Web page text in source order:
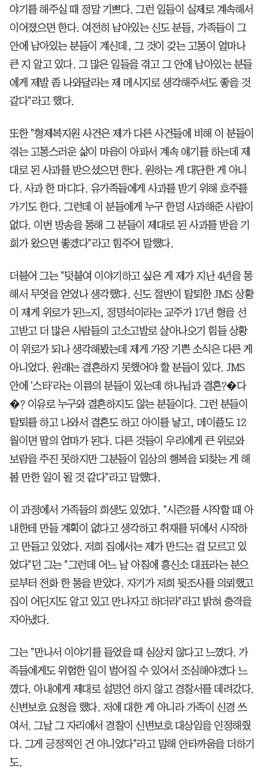
야기를 해주실 때 정말 기쁘다. 그런 일들이 실제로 계속해서
이어졌으면 한다. 여전히 남아있는 신도 분들, 가족들이 그
안에 남아있는 분들이 계신데, 그 것이 갖는 고통이 얼마나
큰 지 알고 있다. 그 많은 일들을 겪고 그 안에 남아있는 분들
에게 제발 좀 나와달라는 제 메시지로 생각해주셔도 좋을 것
같다"라고 했다.
또한 "형제복지원 사건은 제가 다른 사건들에 비해 이 분들이
겪는 고통스러운 삶이 마음이 아파서 계속 얘기를 하는데 제
대로 된 사과를 받으셨으면 한다. 원하는 게 대단한 게 아니
다. 사과 한 마디다. 유가족들에게 사과를 받기 위해 호주를
가기도 한다. 그런데 이 분들에게 누구 한명 사과해준 사람이
없다. 이번 방송을 통해 그 분들이 제대로 된 사과를 받을 기
회가 왔으면 좋겠다"라고 힘주어 말했다.
더불어 그는 "덧붙여 이야기하고 싶은 게 제가 지난 4년을 통
해서 무엇을 얻었나 생각했다. 신도 절반이 탈퇴한 JMS 상황
이 제게 위로가 된느지, 정명석이라는 교주가 17년 형을 선
고받고 더 많은 사람들의 고소고발로 살아나오기 힘들 상황
이 위로가 되나 생각해봤는데 제게 가장 기쁜 소식은 다른 게
아니었다. 원래는 결혼하지 못했어야 할 분들이 있다. JMS
안에 '스타'라는 이름의 분들이 있는데 하나님과 결혼?�다
�? 이유로 누구와 결혼하지도 않는 분들이다. 그런 분들이
탈퇴를 하고 나와서 결혼도 하고 아이를 낳고, 메이플도 12
월이면 딸의 엄마가 된다. 다른 것들이 우리에게 큰 위로와
보람을 주진 못하지만 그분들이 일상의 행복을 되찾는 게 해
볼 만한 일이 될 것 같다"라고 말했다.
이 과정에서 가족들의 희생도 있었다. "시즌2를 시작할 때 아
내한테 만들 계획이 없다고 생각하고 취재를 뒤에서 시작하
고 만들고 있었다. 저희 집에서는 제가 만드는 걸 모르고 있
었다"던 그는 "그런데 어느 날 아침에 흥신소 대표라는 분으
로부터 전화 한 통을 받았다. 자기가 저희 뒷조사를 의뢰했고
집이 어딘지도 알고 있고 만나자고 하더라"라고 밝혀 충격을
자아냈다.
그는 "만나서 이야기를 들었을 때 심상치 않다고 느꼈다. 가
족들에게도 위험한 일이 벌어질 수 있어서 조심해야겠다 느
꼈다. 아내에게 제대로 설명언 하지 않고 경찰서를 데려갔다.
신변보호 요청을 했다. 저에 대한 게 아니라 가족이 신경 쓰
여서. 그날 그 자리에서 경찰이 신변보호 대상임을 인정해줬
다. 그게 긍정적인 건 아니었다"라고 말해 안타까움을 더하기
도.